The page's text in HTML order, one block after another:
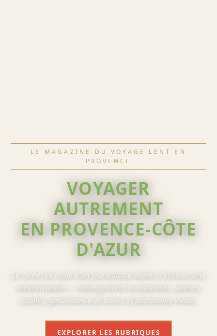
LE MAGAZINE DU VOYAGE LENT EN
PROVENCE
VOYAGER
AUTREMENT
EN PROVENCE-CÔTE
D'AZUR
Le carnet de route d'un journalisme dédié à l'écotourisme
méditerranéen — hébergements écolabellisés, sentiers
oubliés, gastronomie de terroir et patrimoine vivant.
EXPLORER LES RUBRIQUES